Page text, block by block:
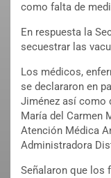
como falta de
En respuesta la
secuestrar las
Los médicos,
se declararon en
Jiménez así como
María del Carmen
Atención Médica
Administradora
Señalaron que los